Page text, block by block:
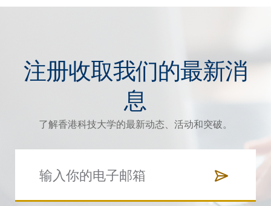
注册收取我们的最新消
息
了解香港科技大学的最新动态、活动和突破。